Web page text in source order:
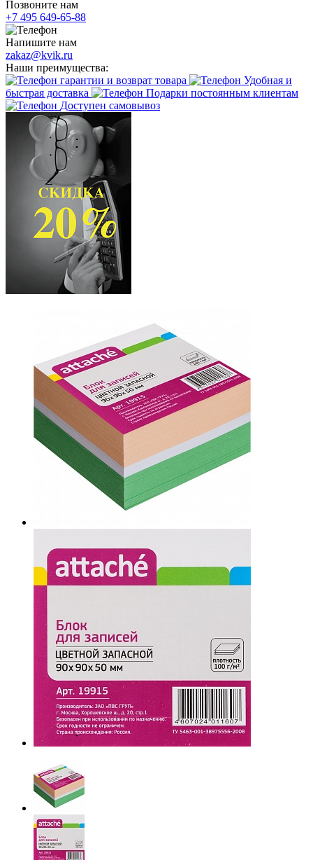
Позвоните нам
+7 495 649-65-88
Напишите нам
zakaz@kvik.ru
Наши преимущества:
гарантии и возврат товара
Удобная и
быстрая доставка
Подарки постоянным клиентам
Доступен самовывоз